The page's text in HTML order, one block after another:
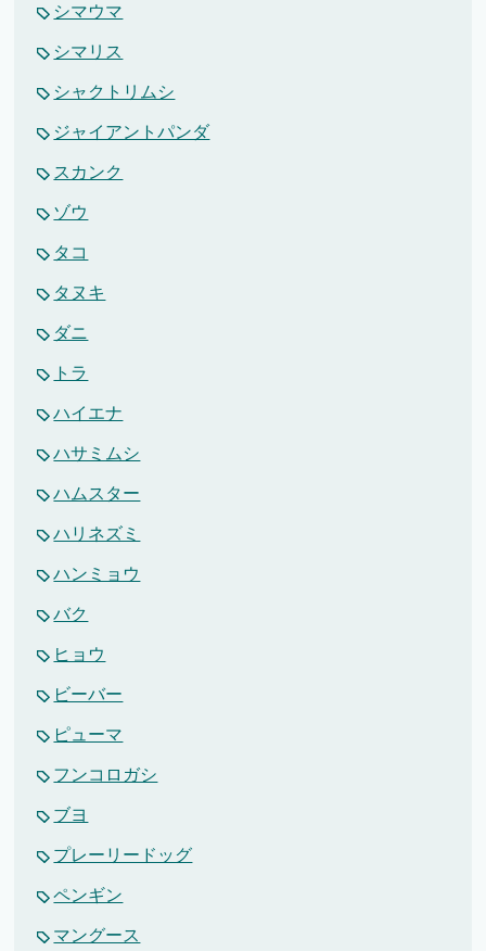
シマウマ
シマリス
シャクトリムシ
ジャイアントパンダ
スカンク
ゾウ
タコ
タヌキ
ダニ
トラ
ハイエナ
ハサミムシ
ハムスター
ハリネズミ
ハンミョウ
バク
ヒョウ
ビーバー
ピューマ
フンコロガシ
ブヨ
プレーリードッグ
ペンギン
マングース